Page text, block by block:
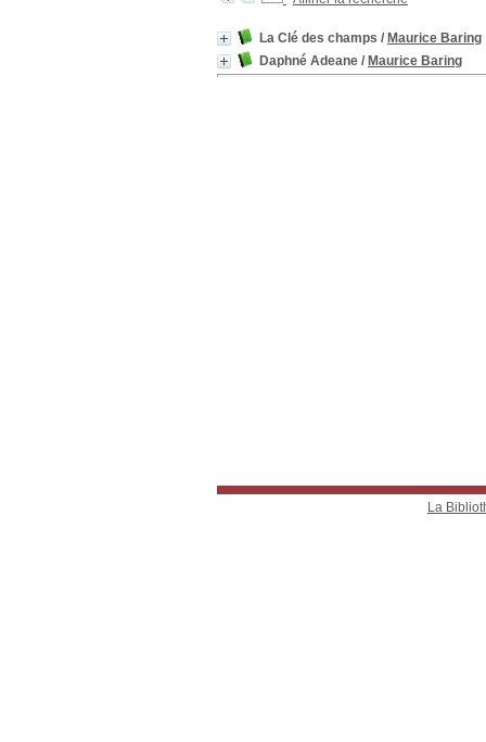
La Clé des champs / Maurice Baring
Daphné Adeane / Maurice Baring
La